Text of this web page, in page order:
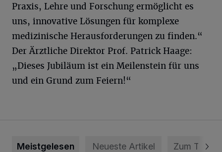
Praxis, Lehre und Forschung ermöglicht es
uns, innovative Lösungen für komplexe
medizinische Herausforderungen zu finden.“
Der Ärztliche Direktor Prof. Patrick Haage:
„Dieses Jubiläum ist ein Meilenstein für uns
und ein Grund zum Feiern!“
Meistgelesen Neueste Artikel Zum Thema